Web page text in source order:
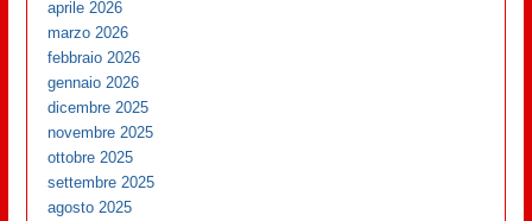
aprile 2026
marzo 2026
febbraio 2026
gennaio 2026
dicembre 2025
novembre 2025
ottobre 2025
settembre 2025
agosto 2025